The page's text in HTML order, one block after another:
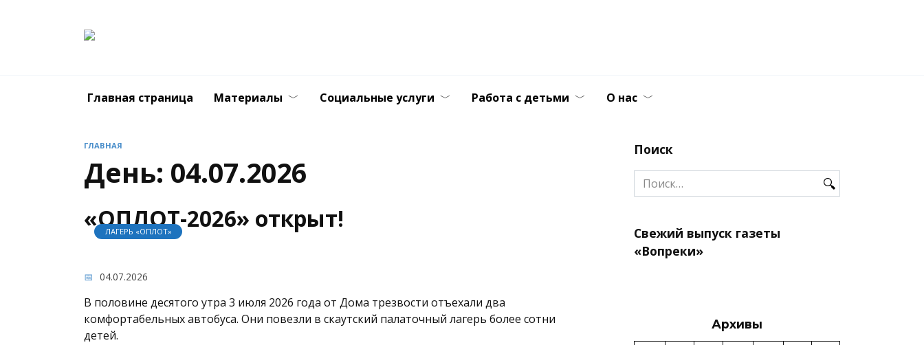
Главная страница Материалы Социальные услуги Работа с детьми О нас
ГЛАВНАЯ
День: 04.07.2026
«ОПЛОТ-2026» открыт!
ЛАГЕРЬ «ОПЛОТ»
04.07.2026
В половине десятого утра 3 июля 2026 года от Дома трезвости отъехали два
комфортабельных автобуса. Они повезли в скаутский палаточный лагерь более сотни
детей.
Поиск
Search
for:
Свежий выпуск газеты
«Вопреки»
Архивы